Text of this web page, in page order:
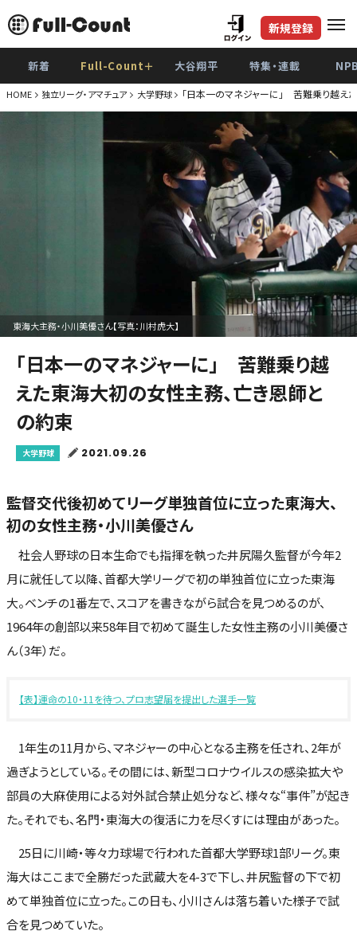
新規登録
新着 Full-Count＋ 大谷翔平 特集・連載
HOME 独立リーグ・アマチュア 大学野球 「日本一のマネジャーに」 苦難乗り越え
東海大主務・小川美優さん【写真：川村虎大】
「日本一のマネジャーに」 苦難乗り越
えた東海大初の女性主務、亡き恩師と
の約束
大学野球 2021.09.26
監督交代後初めてリーグ単独首位に立った東海大、
初の女性主務・小川美優さん
社会人野球の日本生命でも指揮を執った井尻陽久監督が今年2
月に就任して以降、首都大学リーグで初の単独首位に立った東海
大。ベンチの1番左で、スコアを書きながら試合を見つめるのが、
1964年の創部以来58年目で初めて誕生した女性主務の小川美優さ
ん（3年）だ。
【表】運命の10・11を待つ、プロ志望届を提出した選手一覧
1年生の11月から、マネジャーの中心となる主務を任され、2年が
過ぎようとしている。その間には、新型コロナウイルスの感染拡大や
部員の大麻使用による対外試合禁止処分など、様々な“事件”が起き
た。それでも、名門・東海大の復活に力を尽くすには理由があった。
25日に川崎・等々力球場で行われた首都大学野球1部リーグ。東
海大はここまで全勝だった武蔵大を4-3で下し、井尻監督の下で初
めて単独首位に立った。この日も、小川さんは落ち着いた様子で試
合を見つめていた。